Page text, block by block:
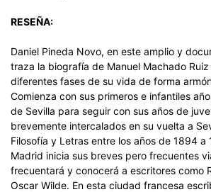
RESEÑA:
Daniel Pineda Novo, en este amplio y
traza la biografía de Manuel Machado
diferentes fases de su vida de forma
Comienza con sus primeros e infantiles
de Sevilla para seguir con sus años de
brevemente intercalados en su vuelta a
Filosofía y Letras entre los años de 1894 a
Madrid inicia sus breves pero frecuentes
frecuentará y conocerá a escritores como
Oscar Wilde. En esta ciudad francesa